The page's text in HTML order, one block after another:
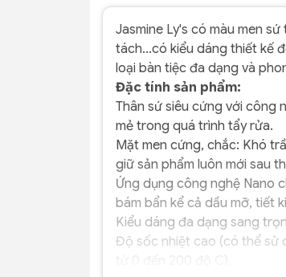
Jasmine Ly's có màu men
tách...có kiểu dáng thiết kế
loại bàn tiệc đa dạng và
Đặc tính sản phẩm:
Thân sứ siêu cứng với công
mẻ trong quá trình tẩy rửa.
Mặt men cứng, chắc: Khó
giữ sản phẩm luôn mới sau
Ứng dụng công nghệ Nano
bám bẩn kể cả dầu mỡ, tiết
Kiểu dáng đa dạng sang
Độ sốc nhiệt cao (có thể sử